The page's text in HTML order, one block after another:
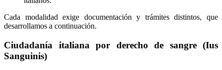
Cada modalidad exige documentación y trámites distintos, que
desarrollamos a continuación.
Ciudadanía italiana por derecho de sangre (Ius
Sanguinis)